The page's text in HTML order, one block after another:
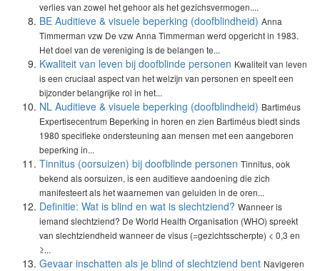
verlies van zowel het gehoor als het gezichsvermogen....
BE Auditieve & visuele beperking (doofblindheid) Anna
Timmerman vzw De vzw Anna Timmerman werd opgericht in 1983.
Het doel van de vereniging is de belangen te...
Kwaliteit van leven bij doofblinde personen Kwaliteit van leven
is een cruciaal aspect van het welzijn van personen en speelt een
bijzonder belangrijke rol in het...
NL Auditieve & visuele beperking (doofblindheid) Bartiméus
Expertisecentrum Beperking in horen en zien Bartiméus biedt sinds
1980 specifieke ondersteuning aan mensen met een aangeboren
beperking in...
Tinnitus (oorsuizen) bij doofblinde personen Tinnitus, ook
bekend als oorsuizen, is een auditieve aandoening die zich
manifesteert als het waarnemen van geluiden in de oren...
Definitie: Wat is blind en wat is slechtziend? Wanneer is
iemand slechtziend? De World Health Organisation (WHO) spreekt
van slechtziendheid wanneer de visus (=gezichtsscherpte) < 0,3 en
≥...
Gevaar inschatten als je blind of slechtziend bent Navigeren